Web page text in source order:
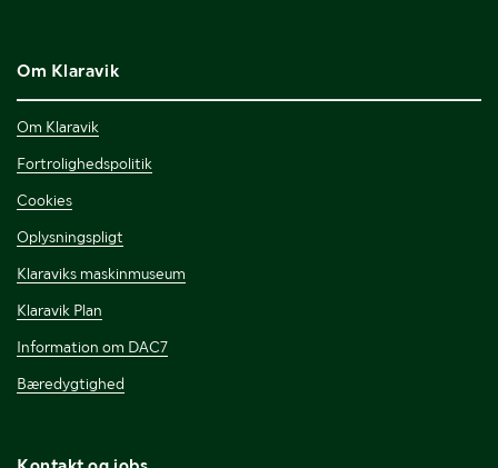
Om Klaravik
Om Klaravik
Fortrolighedspolitik
Cookies
Oplysningspligt
Klaraviks maskinmuseum
Klaravik Plan
Information om DAC7
Bæredygtighed